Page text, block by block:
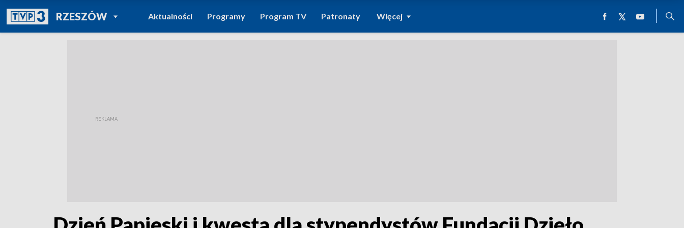
RZESZÓWPOWRÓT DO
TVP REGIONY
Aktualności Programy Program TV Patronaty Więcej